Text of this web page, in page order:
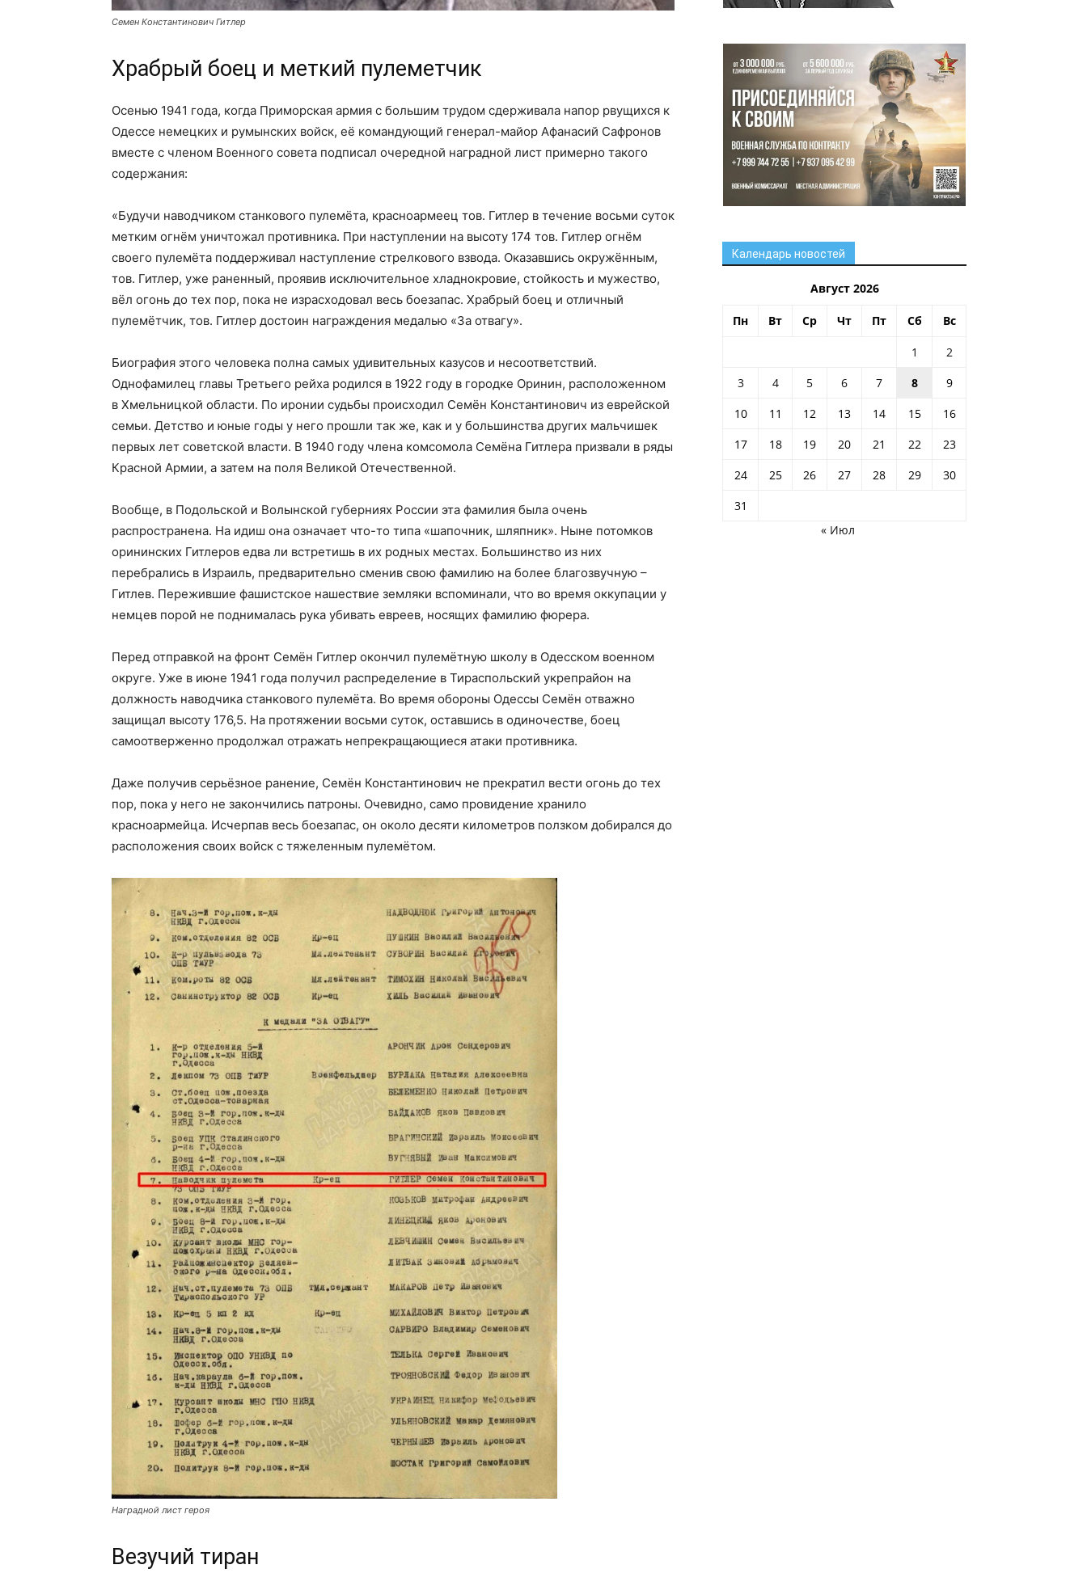
Семен Константинович Гитлер
Храбрый боец и меткий пулеметчик
Осенью 1941 года, когда Приморская армия с большим трудом сдерживала напор рвущихся к
Одессе немецких и румынских войск, её командующий генерал-майор Афанасий Сафронов
вместе с членом Военного совета подписал очередной наградной лист примерно такого
содержания:
«Будучи наводчиком станкового пулемёта, красноармеец тов. Гитлер в течение восьми суток
метким огнём уничтожал противника. При наступлении на высоту 174 тов. Гитлер огнём
своего пулемёта поддерживал наступление стрелкового взвода. Оказавшись окружённым,
тов. Гитлер, уже раненный, проявив исключительное хладнокровие, стойкость и мужество,
вёл огонь до тех пор, пока не израсходовал весь боезапас. Храбрый боец и отличный
пулемётчик, тов. Гитлер достоин награждения медалью «За отвагу».
Биография этого человека полна самых удивительных казусов и несоответствий.
Однофамилец главы Третьего рейха родился в 1922 году в городке Оринин, расположенном
в Хмельницкой области. По иронии судьбы происходил Семён Константинович из еврейской
семьи. Детство и юные годы у него прошли так же, как и у большинства других мальчишек
первых лет советской власти. В 1940 году члена комсомола Семёна Гитлера призвали в ряды
Красной Армии, а затем на поля Великой Отечественной.
Вообще, в Подольской и Волынской губерниях России эта фамилия была очень
распространена. На идиш она означает что-то типа «шапочник, шляпник». Ныне потомков
орининских Гитлеров едва ли встретишь в их родных местах. Большинство из них
перебрались в Израиль, предварительно сменив свою фамилию на более благозвучную –
Гитлев. Пережившие фашистское нашествие земляки вспоминали, что во время оккупации у
немцев порой не поднималась рука убивать евреев, носящих фамилию фюрера.
Перед отправкой на фронт Семён Гитлер окончил пулемётную школу в Одесском военном
округе. Уже в июне 1941 года получил распределение в Тираспольский укрепрайон на
должность наводчика станкового пулемёта. Во время обороны Одессы Семён отважно
защищал высоту 176,5. На протяжении восьми суток, оставшись в одиночестве, боец
самоотверженно продолжал отражать непрекращающиеся атаки противника.
Даже получив серьёзное ранение, Семён Константинович не прекратил вести огонь до тех
пор, пока у него не закончились патроны. Очевидно, само провидение хранило
красноармейца. Исчерпав весь боезапас, он около десяти километров ползком добирался до
расположения своих войск с тяжеленным пулемётом.
Наградной лист героя
Везучий тиран
Календарь новостей
Август 2026
Пн Вт Ср Чт Пт Сб Вс
1
2
3
4 5 6 7 8
9
10
11 12 13 14 15
16
17
18 19 20 21 22
23
24
25 26 27 28 29
30
31
« Июл